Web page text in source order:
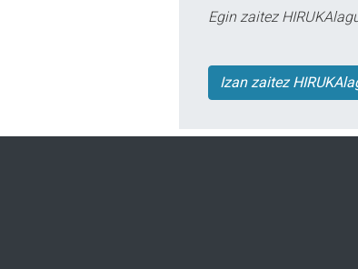
Egin zaitez
Izan zaitez